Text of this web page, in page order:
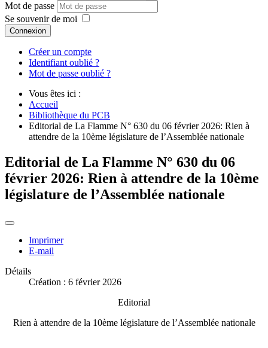
Mot de passe
Se souvenir de moi
Connexion
Créer un compte
Identifiant oublié ?
Mot de passe oublié ?
Vous êtes ici :
Accueil
Bibliothèque du PCB
Editorial de La Flamme N° 630 du 06 février 2026: Rien à
attendre de la 10ème législature de l’Assemblée nationale
Editorial de La Flamme N° 630 du 06
février 2026: Rien à attendre de la 10ème
législature de l’Assemblée nationale
Imprimer
E-mail
Détails
Création : 6 février 2026
Editorial
Rien à attendre de la 10ème législature de l’Assemblée nationale